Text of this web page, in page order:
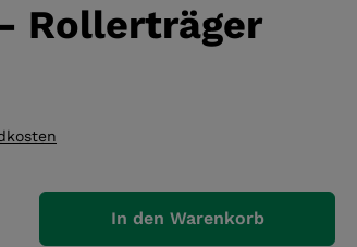
0 von 5 Sternen
Rollerträger
den gewünschten
In den Warenkorb